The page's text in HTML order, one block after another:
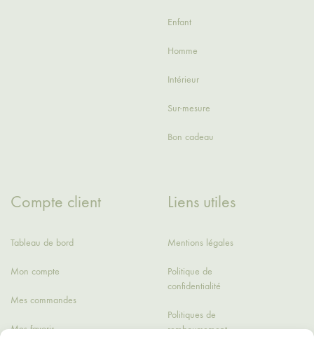
Enfant
Homme
Intérieur
Sur-mesure
Bon cadeau
Compte client
Tableau de bord
Mon compte
Mes commandes
Mes favoris
Liens utiles
Mentions légales
Politique de
confidentialité
Politiques de
remboursement